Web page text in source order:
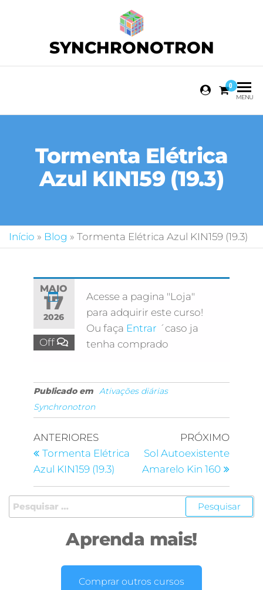
SYNCHRONOTRON
0
MENU
Tormenta Elétrica
Azul KIN159 (19.3)
Início » Blog » Tormenta Elétrica Azul KIN159 (19.3)
MAIO
17
2026
Off
Acesse a pagina "Loja"
para adquirir este curso!
Ou faça Entrar ´caso ja
tenha comprado
Publicado em Ativações diárias
Synchronotron
ANTERIORES
Tormenta Elétrica
Azul KIN159 (19.3)
PRÓXIMO
Sol Autoexistente
Amarelo Kin 160
Aprenda mais!
Comprar outros cursos